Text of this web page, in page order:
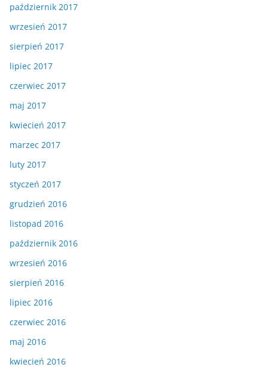
październik 2017
wrzesień 2017
sierpień 2017
lipiec 2017
czerwiec 2017
maj 2017
kwiecień 2017
marzec 2017
luty 2017
styczeń 2017
grudzień 2016
listopad 2016
październik 2016
wrzesień 2016
sierpień 2016
lipiec 2016
czerwiec 2016
maj 2016
kwiecień 2016